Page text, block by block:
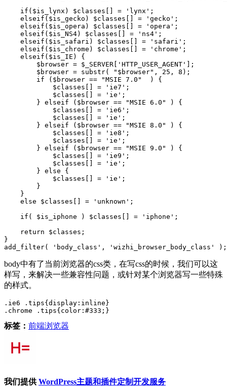
    if($is_lynx) $classes[] = 'lynx';
    elseif($is_gecko) $classes[] = 'gecko';
    elseif($is_opera) $classes[] = 'opera';
    elseif($is_NS4) $classes[] = 'ns4';
    elseif($is_safari) $classes[] = 'safari';
    elseif($is_chrome) $classes[] = 'chrome';
    elseif($is_IE) {
        $browser = $_SERVER['HTTP_USER_AGENT'];
        $browser = substr( "$browser", 25, 8);
        if ($browser == "MSIE 7.0"  ) {
            $classes[] = 'ie7';
            $classes[] = 'ie';
        } elseif ($browser == "MSIE 6.0" ) {
            $classes[] = 'ie6';
            $classes[] = 'ie';
        } elseif ($browser == "MSIE 8.0" ) {
            $classes[] = 'ie8';
            $classes[] = 'ie';
        } elseif ($browser == "MSIE 9.0" ) {
            $classes[] = 'ie9';
            $classes[] = 'ie';
        } else {
            $classes[] = 'ie';
        }
    }
    else $classes[] = 'unknown';
    if( $is_iphone ) $classes[] = 'iphone';
    return $classes;
}
body中有了当前浏览器的css类，在写css的时候，我们可以这
样写，来解决一些兼容性问题，或针对某个浏览器写一些特殊
的样式。
.ie6 .tips{display:inline}
.chrome .tips{color:#333;}
标签： 前端浏览器
我们提供WordPress主题和插件定制开发服务